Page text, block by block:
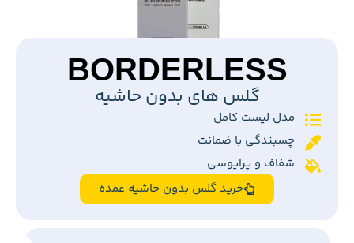
BORDERLESS
گلس های بدون حاشیه
مدل لیست کامل
چسبندگی با ضمانت
شفاف و پرایوسی
خرید گلس بدون حاشیه عمده